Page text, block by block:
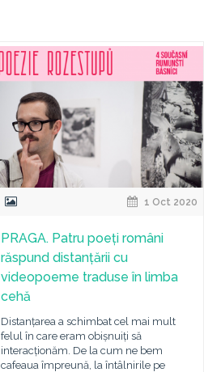
1 Oct 2020
PRAGA. Patru poeți români
răspund distanțării cu
videopoeme traduse în limba
cehă
Distanțarea a schimbat cel mai mult
felul în care eram obișnuiți să
interacționăm. De la cum ne bem
cafeaua împreună, la întâlnirile pe